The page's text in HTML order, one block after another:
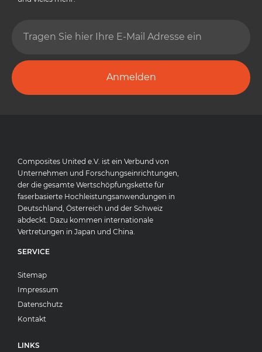
Anmelden
Composites United e.V. ist ein Verbund von
Unternehmen und Forschungseinrichtungen,
der die gesamte Wertschöpfungskette für
faserbasierte Hochleistungsanwendungen in
Deutschland, Österreich und der Schweiz
abdeckt. Dazu kommen internationale
Vertretungen in Japan und China.
SERVICE
Sitemap
Impressum
Datenschutz
Kontakt
LINKS